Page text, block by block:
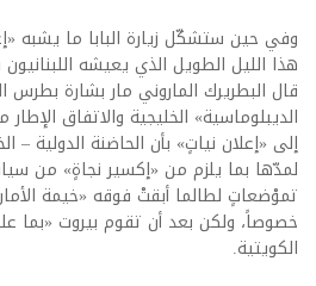
وفي حين ستشكّل زيارة البابا ما يشبه
هذا الليل الطويل الذي يعيشه
قال البطريرك الماروني مار بشارة بطرس
الديبلوماسية» الخليجية والاتفاق
إلى «إعلان نياتٍ» بأن الحاضنة الدولية –
لمدّها بما يلزم من «إكسير نجاةٍ» من
تموْضعاتٍ لطالما أبقتْ فوقه «خيمة
خصوصاً، ولكن بعد أن تقوم بيروت «بما
الكويتية.